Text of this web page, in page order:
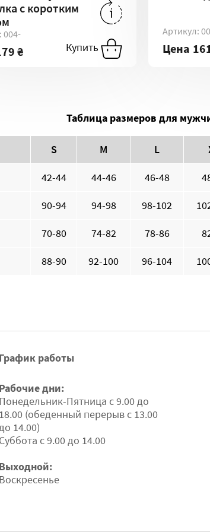
с коротким
004-
₴ Купить
L
-
224 ₴
XXL
-
260 ₴
280 ₴
Артикул:
Цена
Таблица размеров для
S M L
42-44 44-46 46-48
90-94 94-98 98-102
70-80 74-82 78-86
88-90 92-100 96-104
График работы
Рабочие дни:
Понедельник-Пятница с 9.00 до
18.00 (обеденный перерыв с 13.00
14.00)
Суббота с 9.00 до 14.00
Выходной:
Воскресенье